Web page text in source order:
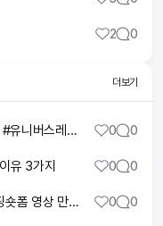
2 0
더보기
오닉스레이블x로얄클럽 대망의 슈퍼엑셀!! #유니버스레이블 #스파르타레이블 #킹스맨 #ym상사 #라인업 0 0
유 3가지 0 0
쿠팡파트너스 부업 쇼핑쇼츠 만드는법 쇼핑숏폼 영상 만들기 | 캡컷 유료 결제취소해지 방법 수익화 승인 꿀팁 0 0